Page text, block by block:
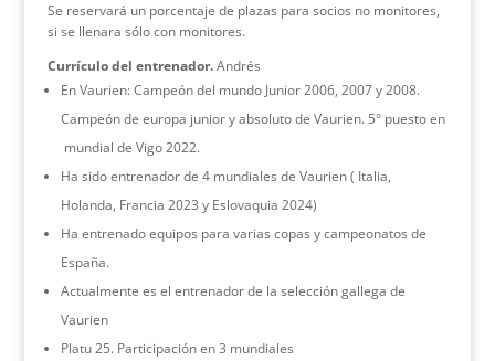
Se reservará un porcentaje de plazas para socios no monitores,
si se llenara sólo con monitores.
Currículo del entrenador.Andrés
En Vaurien: Campeón del mundo Junior 2006, 2007 y 2008.
Campeón de europa junior y absoluto de Vaurien. 5° puesto en
mundial de Vigo 2022.
Ha sido entrenador de 4 mundiales de Vaurien ( Italia,
Holanda, Francia 2023 y Eslovaquia 2024)
Ha entrenado equipos para varias copas y campeonatos de
España.
Actualmente es el entrenador de la selección gallega de
Vaurien
Platu 25. Participación en 3 mundiales